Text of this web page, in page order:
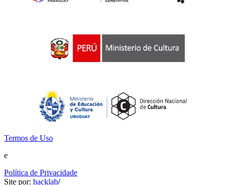
Termos de Uso
e
Política de Privacidade
Site por: hacklab/